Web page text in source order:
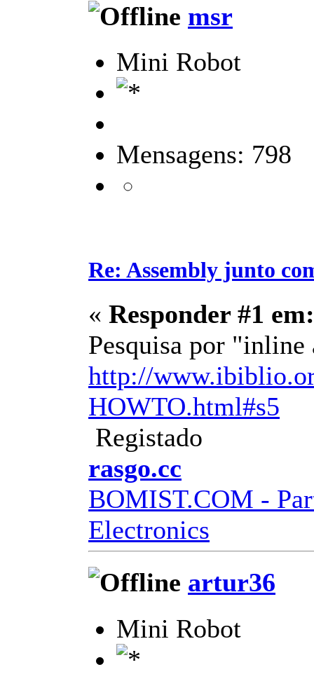
msr
Mini Robot
Mensagens: 798
Re: Assembly junto
« Responder #1 em:
Pesquisa por "inline
http://
HOWTO.html#s5
Registado
rasgo.cc
BOMIST.COM -
Electronics
artur36
Mini Robot